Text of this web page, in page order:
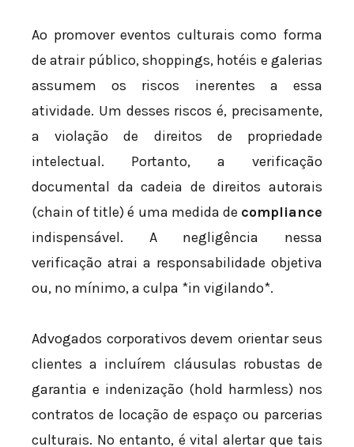
Ao promover eventos culturais como forma
de atrair público, shoppings, hotéis e galerias
assumem os riscos inerentes a essa
atividade. Um desses riscos é, precisamente,
a violação de direitos de propriedade
intelectual. Portanto, a verificação
documental da cadeia de direitos autorais
(chain of title) é uma medida de compliance
indispensável. A negligência nessa
verificação atrai a responsabilidade objetiva
ou, no mínimo, a culpa *in vigilando*.
Advogados corporativos devem orientar seus
clientes a incluírem cláusulas robustas de
garantia e indenização (hold harmless) nos
contratos de locação de espaço ou parcerias
culturais. No entanto, é vital alertar que tais